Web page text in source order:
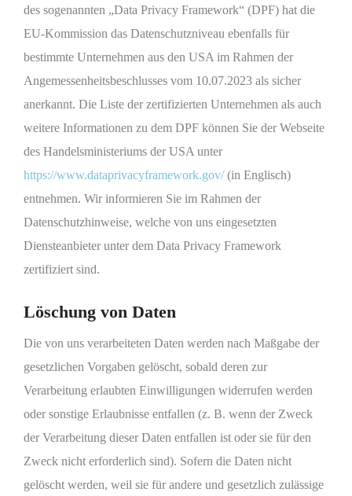
des sogenannten „Data Privacy Framework“ (DPF) hat die
EU-Kommission das Datenschutzniveau ebenfalls für
bestimmte Unternehmen aus den USA im Rahmen der
Angemessenheitsbeschlusses vom 10.07.2023 als sicher
anerkannt. Die Liste der zertifizierten Unternehmen als auch
weitere Informationen zu dem DPF können Sie der Webseite
des Handelsministeriums der USA unter
https://www.dataprivacyframework.gov/(in Englisch)
entnehmen. Wir informieren Sie im Rahmen der
Datenschutzhinweise, welche von uns eingesetzten
Diensteanbieter unter dem Data Privacy Framework
zertifiziert sind.
Löschung von Daten
Die von uns verarbeiteten Daten werden nach Maßgabe der
gesetzlichen Vorgaben gelöscht, sobald deren zur
Verarbeitung erlaubten Einwilligungen widerrufen werden
oder sonstige Erlaubnisse entfallen (z. B. wenn der Zweck
der Verarbeitung dieser Daten entfallen ist oder sie für den
Zweck nicht erforderlich sind). Sofern die Daten nicht
gelöscht werden, weil sie für andere und gesetzlich zulässige